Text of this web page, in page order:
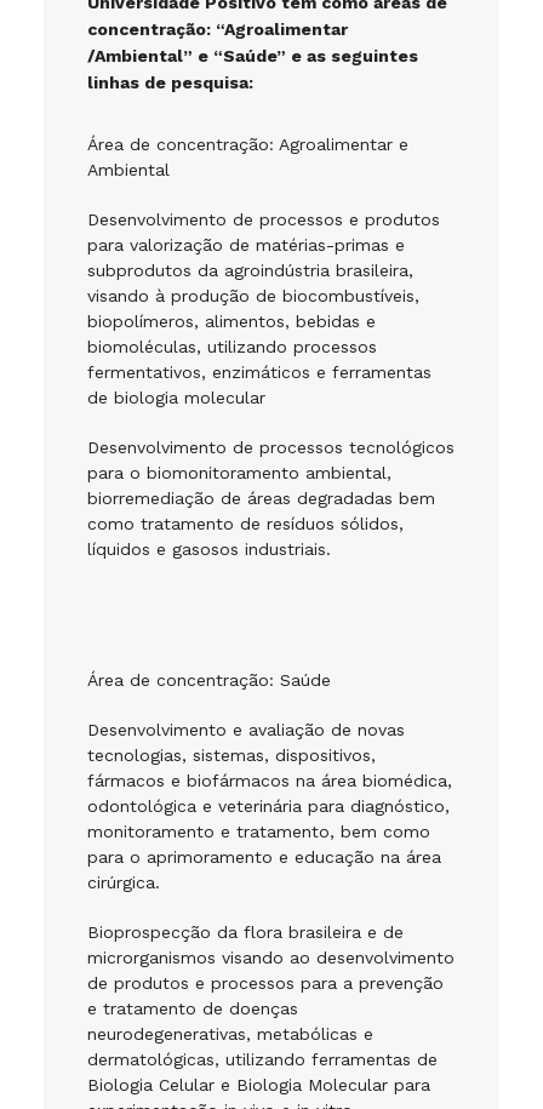
concentração: “Agroalimentar
/Ambiental” e “Saúde” e as seguintes
linhas de pesquisa:
Área de concentração: Agroalimentar e
Ambiental
Desenvolvimento de processos e produtos
para valorização de matérias-primas e
subprodutos da agroindústria brasileira,
visando à produção de biocombustíveis,
biopolímeros, alimentos, bebidas e
biomoléculas, utilizando processos
fermentativos, enzimáticos e ferramentas
de biologia molecular
Desenvolvimento de processos tecnológicos
para o biomonitoramento ambiental,
biorremediação de áreas degradadas bem
como tratamento de resíduos sólidos,
líquidos e gasosos industriais.
Área de concentração: Saúde
Desenvolvimento e avaliação de novas
tecnologias, sistemas, dispositivos,
fármacos e biofármacos na área biomédica,
odontológica e veterinária para diagnóstico,
monitoramento e tratamento, bem como
para o aprimoramento e educação na área
cirúrgica.
Bioprospecção da flora brasileira e de
microrganismos visando ao desenvolvimento
de produtos e processos para a prevenção
e tratamento de doenças
neurodegenerativas, metabólicas e
dermatológicas, utilizando ferramentas de
Biologia Celular e Biologia Molecular para